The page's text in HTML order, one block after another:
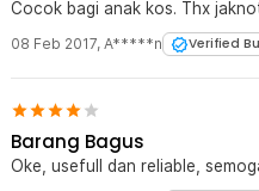
Cocok bagi anak kos. Thx
08 Feb 2017, A*****n Verified
Barang Bagus
Oke, usefull dan reliable,